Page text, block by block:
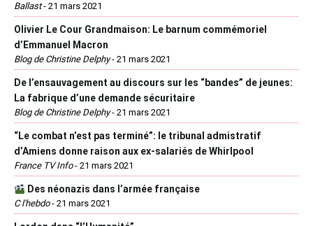
Ballast- 21 mars 2021
Olivier Le Cour Grandmaison: Le barnum commémoriel
d’Emmanuel Macron
Blog de Christine Delphy- 21 mars 2021
De l’ensauvagement au discours sur les “bandes” de jeunes:
La fabrique d’une demande sécuritaire
Blog de Christine Delphy- 21 mars 2021
“Le combat n’est pas terminé”: le tribunal admistratif
d’Amiens donne raison aux ex-salariés de Whirlpool
France TV Info- 21 mars 2021
Des néonazis dans l’armée française
C l'hebdo- 21 mars 2021